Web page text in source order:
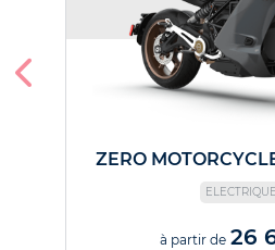
ZERO
ELECTRIQUE
à partir de 26